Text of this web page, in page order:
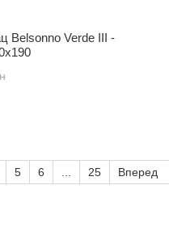
Belsonno Verde III -
5 6 25 Вперед